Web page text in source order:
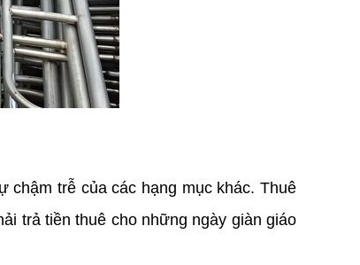
trễ của các hạng mục khác. Thuê
trả tiền thuê cho những ngày giàn giáo